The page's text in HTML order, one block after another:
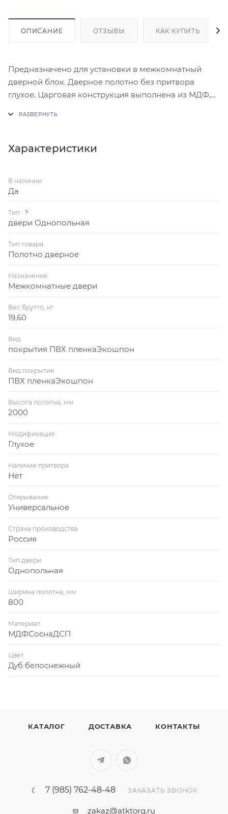
ОПИСАНИЕ ОТЗЫВЫ КАК КУПИТЬ
Предназначено для установки в межкомнатный
дверной блок. Дверное полотно без притвора
глухое. Царговая конструкция выполнена из МДФ,
Характеристики
В наличии
Да
Тип ?
двери Однопольная
Тип товара
Полотно дверное
Назначение
Межкомнатные двери
Вес брутто, кг
19,60
Вид
покрытия ПВХ пленкаЭкошпон
Вид покрытия
ПВХ пленкаЭкошпон
Высота полотна, мм
2000
Модификация
Глухое
Наличие притвора
Нет
Открывание
Универсальное
Страна производства
Россия
Тип двери
Однопольная
Ширина полотна, мм
800
Материал
МДФСоснаДСП
Цвет
Дуб белоснежный
КАТАЛОГ ДОСТАВКА КОНТАКТЫ
7 (985) 762-48-48 ЗАКАЗАТЬ ЗВОНОК
zakaz@atktorg.ru